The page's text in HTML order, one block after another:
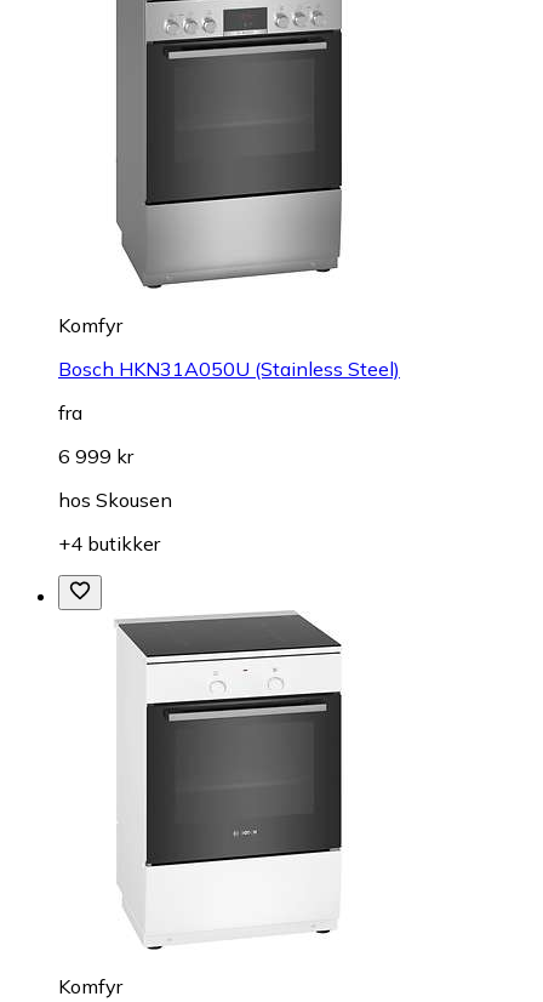
Komfyr
Bosch HKN31A050U (Stainless Steel)
fra
6 999 kr
hos Skousen
+4 butikker
Komfyr